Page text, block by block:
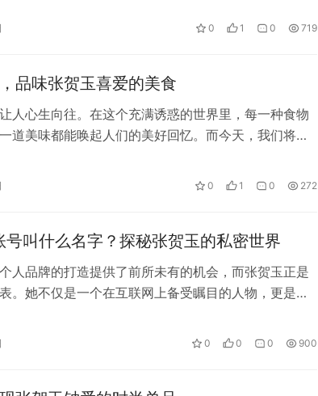
0 1 0 719
品味张贺玉喜爱的美食
人心生向往。在这个充满诱惑的世界里，每一种食物
道美味都能唤起人们的美好回忆。而今天，我们将聚
0 1 0 272
叫什么名字？探秘张贺玉的私密世界
人品牌的打造提供了前所未有的机会，而张贺玉正是
。她不仅是一个在互联网上备受瞩目的人物，更是在
0 0 0 900